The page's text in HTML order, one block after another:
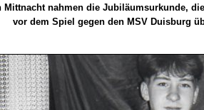
nahmen die Jubiläumsurkunde,
vor dem Spiel gegen den MSV Duisburg